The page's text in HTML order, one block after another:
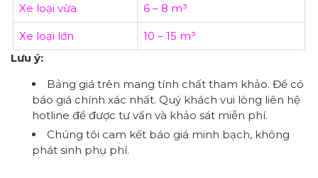
Xe loại vừa 6 – 8 m³
Xe loại lớn
10 – 15 m³
Lưu ý:
Bảng giá trên mang tính chất tham khảo. Để có
báo giá chính xác nhất. Quý khách vui lòng liên hệ
hotline để được tư vấn và khảo sát miễn phí.
Chúng tôi cam kết báo giá minh bạch, không
phát sinh phụ phí.